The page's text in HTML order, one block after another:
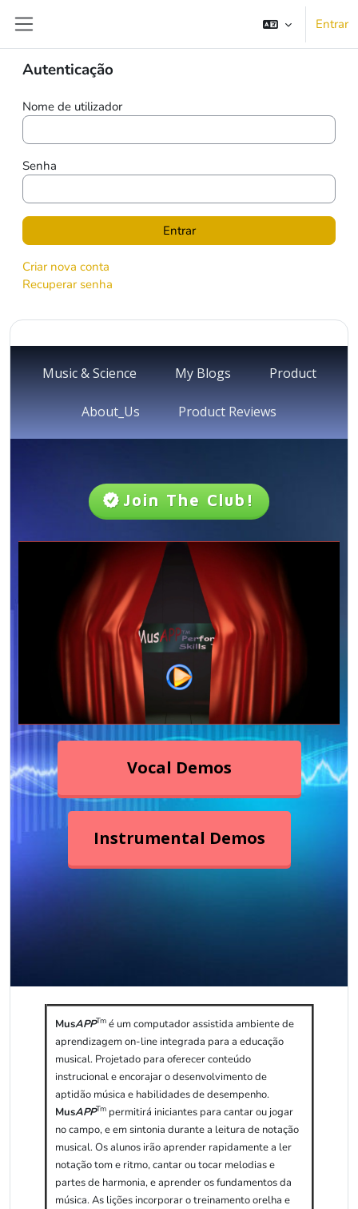
Entrar
MusAPP Learn to
sing and play
B&amp;O
instruments, guitar,
and piano!
Blocos
Autenticação
Nome de utilizador
Senha
Criar nova conta
Recuperar senha
MusAPPTmé um computador assistida ambiente de
aprendizagem on-line integrada para a educação
musical. Projetado para oferecer conteúdo
instrucional e encorajar o desenvolvimento de
aptidão música e habilidades de desempenho.
MusAPPTmpermitirá iniciantes para cantar ou jogar
no campo, e em sintonia durante a leitura de notação
musical. Os alunos irão aprender rapidamente a ler
notação tom e ritmo, cantar ou tocar melodias e
partes de harmonia, e aprender os fundamentos da
música. As lições incorporar o treinamento orelha e